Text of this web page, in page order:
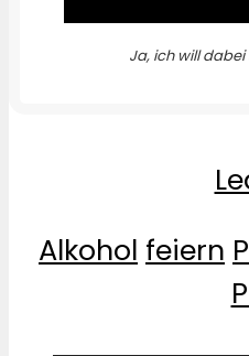
Ja, ich will
Alkohol feiern